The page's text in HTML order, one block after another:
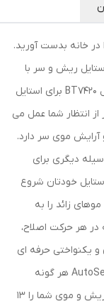
7 بهترین نتایج را در خانه بدست آورید.
ریش و سر با
تریمر BT7420 براون. پیرایشگر حرفه ای براون مدل BT7420 برای استایل
انتظار شما عمل می
آرایش موی سر دارد.
دیگری برای
خودتان شروع
زائد را به
در هر حرکت اصلاح،
و یکنواختی حرفه ای
در اصلاح برای هرگونه ریش، به لطف فناوری AutoSense هر گونه
مویی را کوتاه می کند. فناوری AutoSense تراکم ریش و موی شما را 13